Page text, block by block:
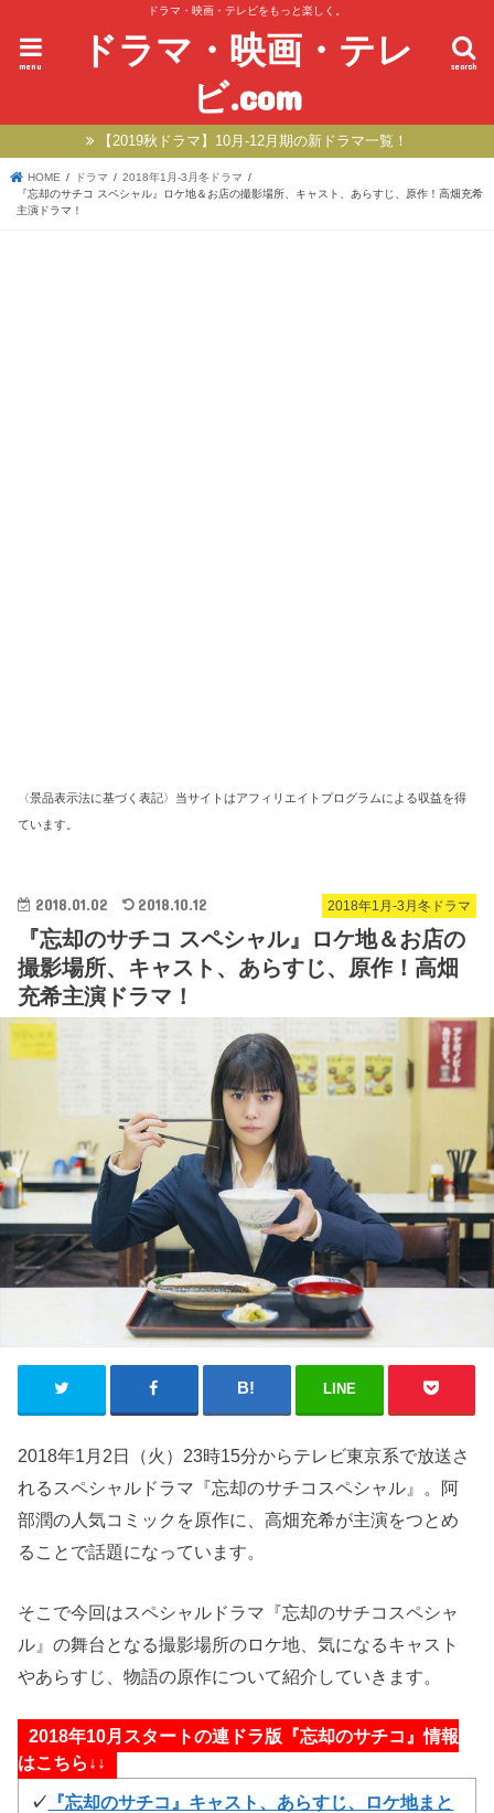
ドラマ・映画・テレビをもっと楽しく。
ドラマ・映画・テレ
ビ.com
search
menu
【2019秋ドラマ】10月-12月期の新ドラマ一覧！
HOME ドラマ
2018年1月-3月冬ドラマ
『忘却のサチコ スペシャル』ロケ地＆お店の撮影場所、キャスト、あらすじ、原作！高畑充希
主演ドラマ！
〈景品表示法に基づく表記〉当サイトはアフィリエイトプログラムによる収益を得
ています。
2018年1月-3月冬ドラマ
2018.01.02 2018.10.12
『忘却のサチコ スペシャル』ロケ地＆お店の
撮影場所、キャスト、あらすじ、原作！高畑
充希主演ドラマ！
LINE
2018年1月2日（火）23時15分からテレビ東京系で放送さ
れるスペシャルドラマ『忘却のサチコスペシャル』。阿
部潤の人気コミックを原作に、高畑充希が主演をつとめ
ることで話題になっています。
そこで今回はスペシャルドラマ『忘却のサチコスペシャ
ル』の舞台となる撮影場所のロケ地、気になるキャスト
やあらすじ、物語の原作について紹介していきます。
2018年10月スタートの連ドラ版『忘却のサチコ』情報
はこちら↓↓
✓ 『忘却のサチコ』キャスト、あらすじ、ロケ地まと